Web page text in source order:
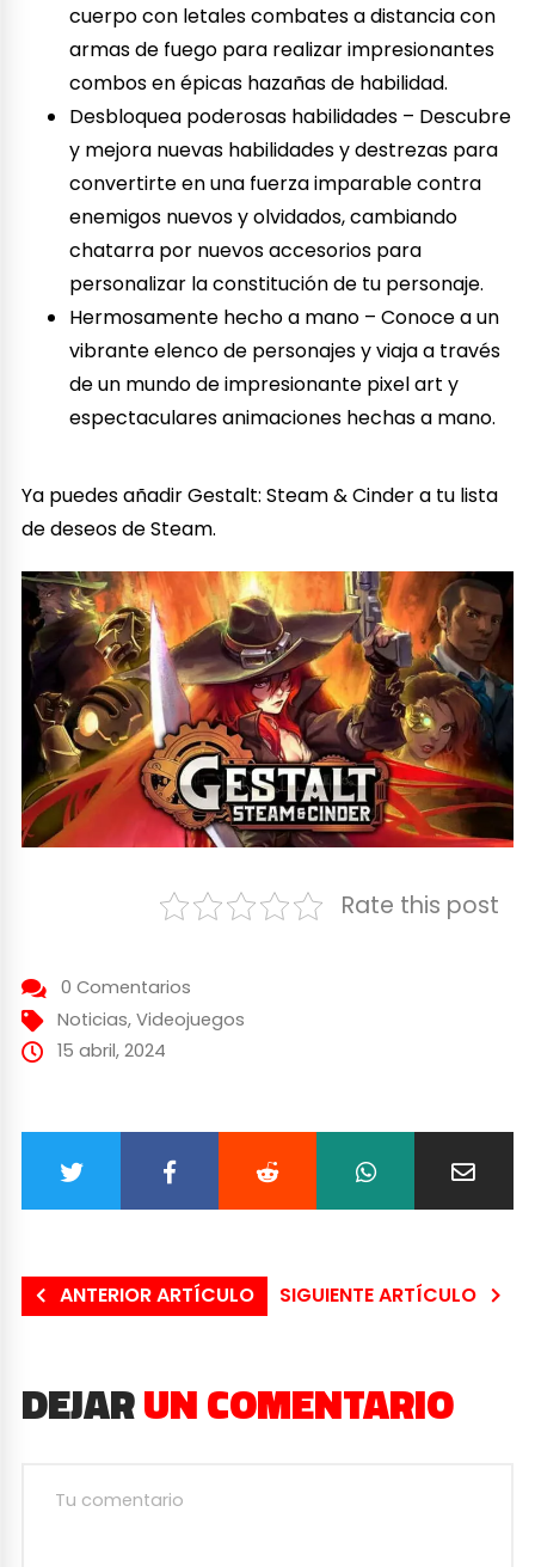
cuerpo con letales combates a distancia con
armas de fuego para realizar impresionantes
combos en épicas hazañas de habilidad.
Desbloquea poderosas habilidades – Descubre
y mejora nuevas habilidades y destrezas para
convertirte en una fuerza imparable contra
enemigos nuevos y olvidados, cambiando
chatarra por nuevos accesorios para
personalizar la constitución de tu personaje.
Hermosamente hecho a mano – Conoce a un
vibrante elenco de personajes y viaja a través
de un mundo de impresionante pixel art y
espectaculares animaciones hechas a mano.
Ya puedes añadir Gestalt: Steam & Cinder a tu lista
de deseos de Steam.
Rate this post
0 Comentarios
Noticias, Videojuegos
15 abril, 2024
ANTERIOR ARTÍCULO SIGUIENTE ARTÍCULO
DEJARUN COMENTARIO